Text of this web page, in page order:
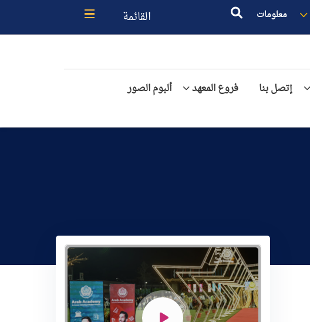
معلومات القائمة
إتصل بنا فروع المعهد ألبوم الصور